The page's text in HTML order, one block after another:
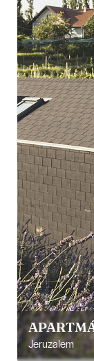
Jeruzalem